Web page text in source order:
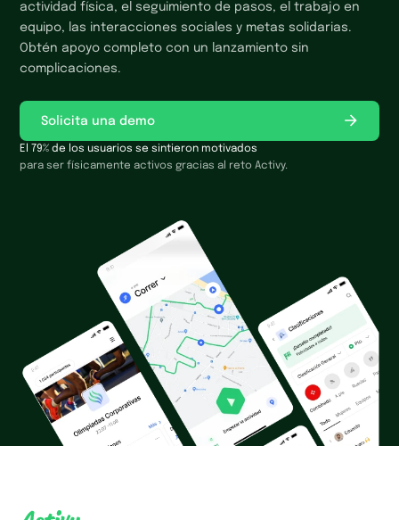
actividad física, el seguimiento de pasos, el trabajo en
equipo, las interacciones sociales y metas solidarias.
Obtén apoyo completo con un lanzamiento sin
complicaciones.
Solicita una demo
El 79% de los usuarios se sintieron motivados
para ser físicamente activos gracias al reto Activy.